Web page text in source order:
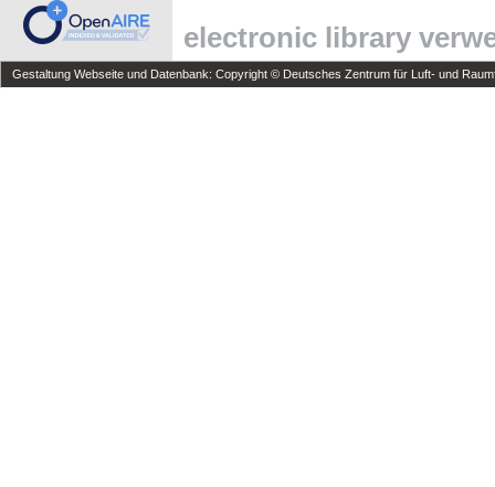
electronic library
Gestaltung Webseite und Datenbank: Copyright © Deutsches Zentrum für Luft- und